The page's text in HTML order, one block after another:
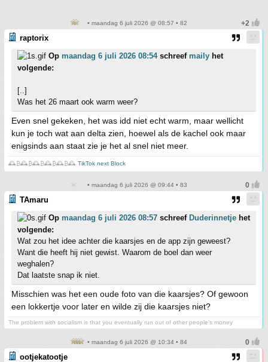
• maandag 6 juli 2026 @ 08:57 • 82
raptorix
Op maandag 6 juli 2026 08:54schreef maily het
volgende:
[..]
Was het 26 maart ook warm weer?
Even snel gekeken, het was idd niet echt warm, maar wellicht
kun je toch wat aan delta zien, hoewel als de kachel ook maar
enigsinds aan staat zie je het al snel niet meer.
🕰️₿🕰️₿🕰️₿🕰️₿🕰️₿🕰️ TikTok next Block
• maandag 6 juli 2026 @ 09:44 • 83
TAmaru
Op maandag 6 juli 2026 08:57 schreef Duderinnetje het
volgende:
Wat zou het idee achter die kaarsjes en de app zijn geweest?
Want die heeft hij niet gewist. Waarom de boel dan weer
weghalen?
Dat laatste snap ik niet.
Misschien was het een oude foto van die kaarsjes? Of gewoon
een lokkertje voor later en wilde zij die kaarsjes niet?
The problem with socialism is that you eventually run out of other people's money
• maandag 6 juli 2026 @ 10:34 • 84
ootjekatootje